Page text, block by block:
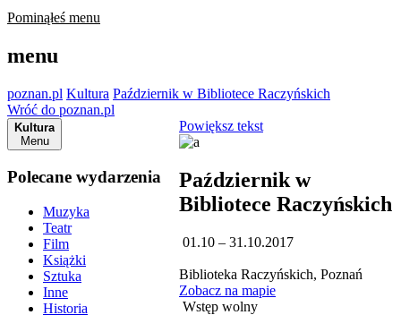
Pominąłeś menu
menu
poznan.pl Kultura Październik w Bibliotece Raczyńskich
Wróć do poznan.pl
Kultura
Menu
Polecane wydarzenia
Muzyka
Teatr
Film
Książki
Sztuka
Inne
Historia
Powiększ tekst
Październik w
Bibliotece Raczyńskich
01.10 – 31.10.2017
Biblioteka Raczyńskich, Poznań
Zobacz na mapie
Wstęp wolny